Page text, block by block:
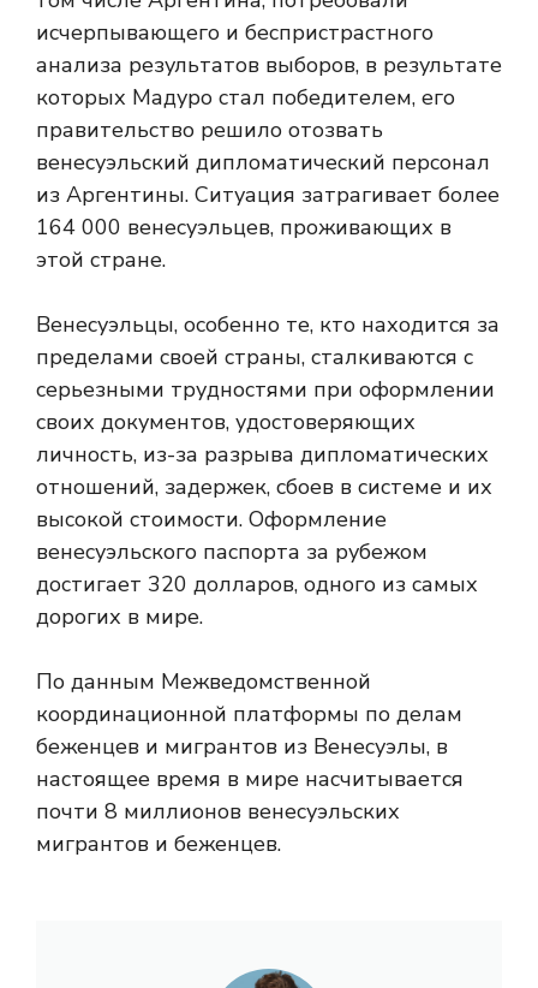
исчерпывающего и беспристрастного
анализа результатов выборов, в результате
которых Мадуро стал победителем, его
правительство решило отозвать
венесуэльский дипломатический персонал
из Аргентины. Ситуация затрагивает более
164 000 венесуэльцев, проживающих в
этой стране.
Венесуэльцы, особенно те, кто находится за
пределами своей страны, сталкиваются с
серьезными трудностями при оформлении
своих документов, удостоверяющих
личность, из-за разрыва дипломатических
отношений, задержек, сбоев в системе и их
высокой стоимости. Оформление
венесуэльского паспорта за рубежом
достигает 320 долларов, одного из самых
дорогих в мире.
По данным Межведомственной
координационной платформы по делам
беженцев и мигрантов из Венесуэлы, в
настоящее время в мире насчитывается
почти 8 миллионов венесуэльских
мигрантов и беженцев.